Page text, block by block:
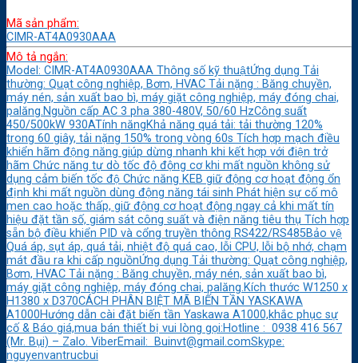
Mã sản phẩm:
CIMR-AT4A0930AAA
Mô tả ngắn:
Model: CIMR-AT4A0930AAA Thông số kỹ thuậtỨng dụng Tải
thường: Quạt công nghiệp, Bơm, HVAC Tải nặng : Băng chuyền,
máy nén, sản xuất bao bì, máy giặt công nghiệp, máy đóng chai,
palăng.Nguồn cấp AC 3 pha 380-480V, 50/60 HzCông suất
450/500kW 930ATính năngKhả năng quá tải: tải thường 120%
trong 60 giây, tải nặng 150% trong vòng 60s Tích hợp mạch điều
khiển hãm động năng giúp dừng nhanh khi kết hợp với điện trở
hãm Chức năng tự dò tốc độ động cơ khi mất nguồn không sử
dụng cảm biến tốc độ Chức năng KEB giữ động cơ hoạt động ổn
định khi mất nguồn dùng động năng tái sinh Phát hiện sự cố mô
men cao hoặc thấp, giữ động cơ hoạt động ngay cả khi mất tín
hiệu đặt tần số, giám sát công suất và điện năng tiêu thụ Tích hợp
sẵn bộ điều khiển PID và cổng truyền thông RS422/RS485Bảo vệ
Quá áp, sụt áp, quá tải, nhiệt độ quá cao, lỗi CPU, lỗi bộ nhớ, chạm
mát đầu ra khi cấp nguồnỨng dụng Tải thường: Quạt công nghiệp,
Bơm, HVAC Tải nặng : Băng chuyền, máy nén, sản xuất bao bì,
máy giặt công nghiệp, máy đóng chai, palăng.Kích thước W1250 x
H1380 x D370CÁCH PHÂN BIỆT MÃ BIẾN TẦN YASKAWA
A1000Hướng dẫn cài đặt biến tần Yaskawa A1000,khắc phục sự
cố & Báo giá,mua bán thiết bị vui lòng gọi:Hotline : 0938 416 567
(Mr. Bụi) – Zalo. ViberEmail: Buinvt@gmail.comSkype:
nguyenvantrucbui